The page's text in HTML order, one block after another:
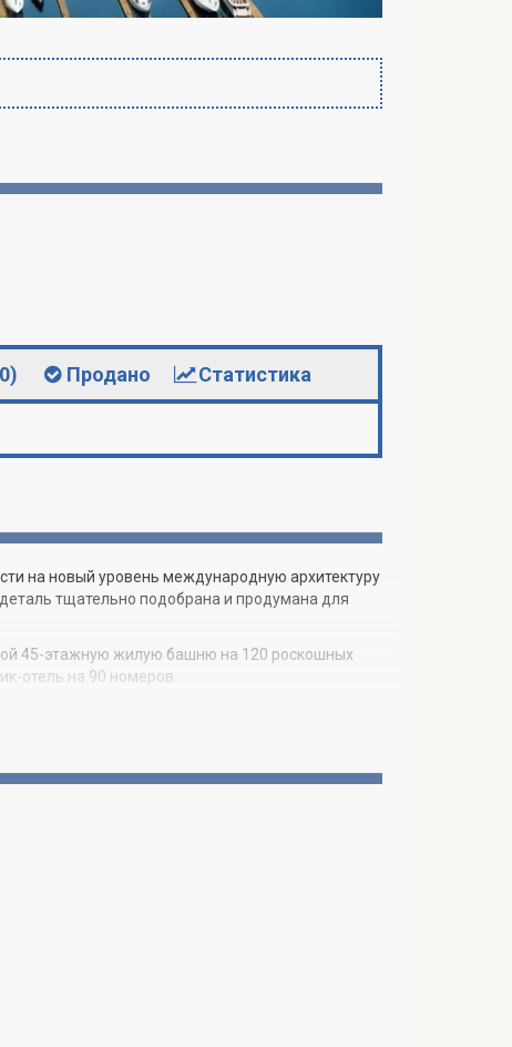
Продано Статистика
на новый уровень международную архитектуру
тщательно подобрана и продумана для
45-этажную жилую башню на 120 роскошных
отель на 90 номеров.
для крупногабаритных яхт, роскошный